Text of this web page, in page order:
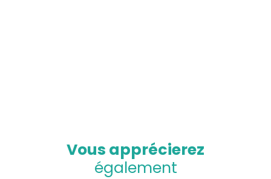
Vous apprécierez
également